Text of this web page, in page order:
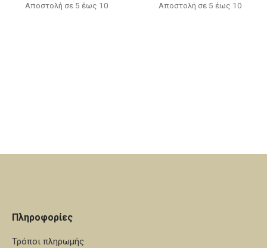
Αποστολή σε 5 έως 10
Αποστολή σε 5 έως 10
Πληροφορίες
Τρόποι πληρωμής